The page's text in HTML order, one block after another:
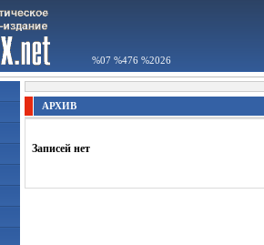
%07 %476 %2026
АРХИВ
Записей нет